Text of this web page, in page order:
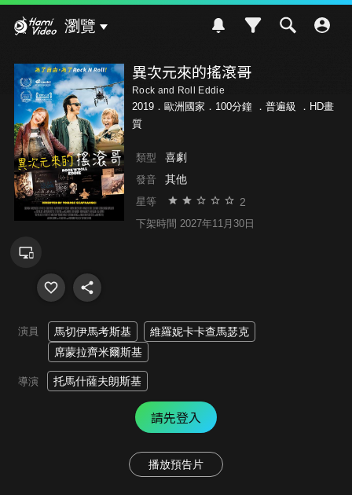
瀏覽
異次元來的搖滾哥
Rock and Roll Eddie
2019．歐洲國家．100分鐘 ． 普遍級
．HD畫
質
類型 喜劇
發音 其他
星等 2
下架時間 2027年11月30日
演員 馬切伊馬考斯基
維羅妮卡卡查馬瑟克
席蒙拉齊米爾斯基
導演 托馬什薩夫朗斯基
請先登入
播放預告片